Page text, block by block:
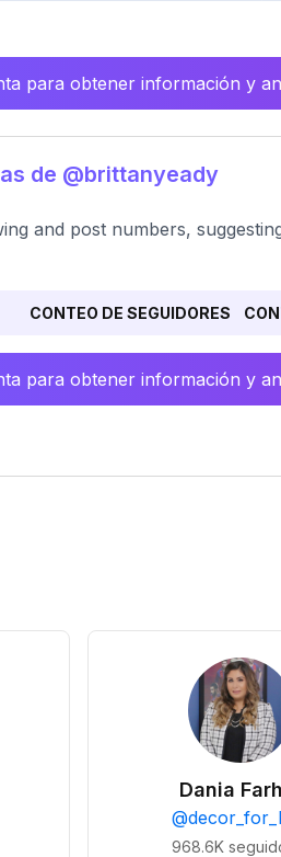
para obtener información y
de @brittanyeady
and post numbers,
CONTEO DE SEGUIDORES
para obtener información y
Dania
@
968.6K